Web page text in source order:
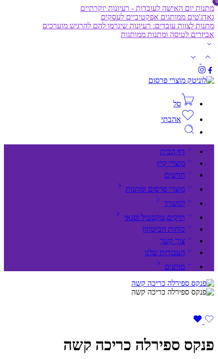
מתנות יום האישה לעובדות - רעיונות יוקרתיים
גאדג'טים ממותגים אפקטיביים לעסקים
מתנות לצוות עובדים: רעיונות שיגרמו להם להרגיש מוערכים
אביזרים לטיסה ומתנות ממותגות
סל
אהבתי
דף הבית
מוצרי קיץ
חדשים
מוצרי פרסום ומתנות
למשרד
תיקים,טקסטיל ופנאי
כוחות הביטחון
צור קשר
העבודות שלנו
מותגים
פנקס ספירלה כריכה קשה